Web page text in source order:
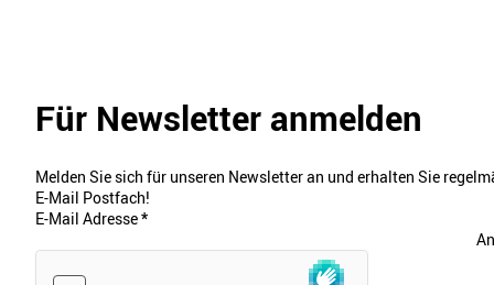
Für Newsletter anmelden
Melden Sie sich für unseren Newsletter an und erhalten Sie
E-Mail Postfach!
E-Mail Adresse*